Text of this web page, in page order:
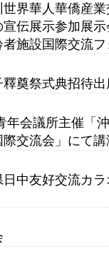
界華人華僑産
伝展示参加展示
施設国際交流
奠祭式典招待出
年会議所主催「
交流会」にて講
中友好交流カ